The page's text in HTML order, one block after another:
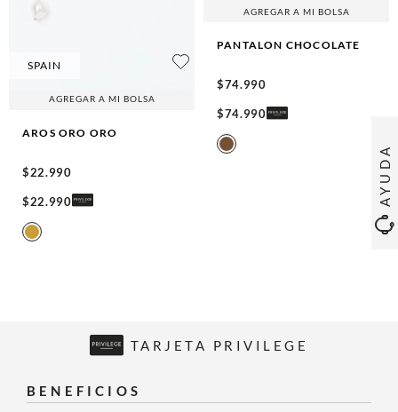
AYUDA
SPAIN
AGREGAR A MI BOLSA
AROS ORO ORO
$22.990
$22.990
AGREGAR A MI BOLSA
PANTALON CHOCOLATE
$74.990
$74.990
TARJETA PRIVILEGE
BENEFICIOS